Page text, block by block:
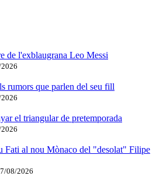
de l'exblaugrana Leo Messi
rumors que parlen del seu fill
el triangular de pretemporada
Fati al nou Mònaco del "desolat" Filipe
08/2026